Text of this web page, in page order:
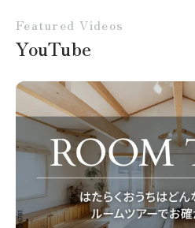
YouTube
Featured Videos